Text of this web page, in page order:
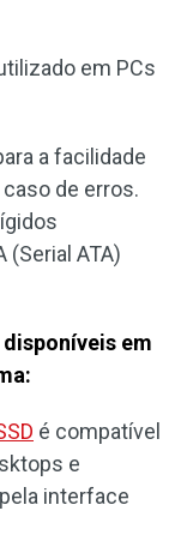
em PCs
a facilidade
de erros.
(Serial ATA)
em
é compatível
e
interface